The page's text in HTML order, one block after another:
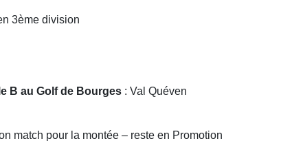
3ème division
B au Golf de Bourges : Val Quéven
match pour la montée – reste en Promotion